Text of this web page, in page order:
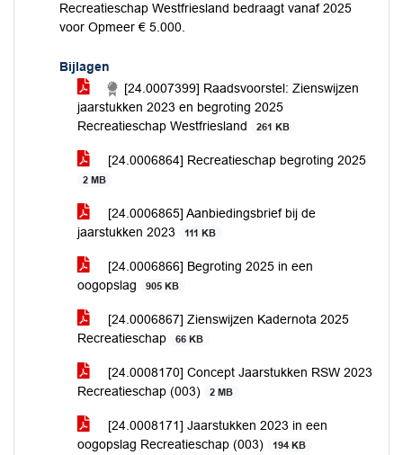
Recreatieschap Westfriesland bedraagt vanaf 2025
voor Opmeer € 5.000.
Bijlagen
[24.0007399] Raadsvoorstel: Zienswijzen
jaarstukken 2023 en begroting 2025
Recreatieschap Westfriesland
261 KB
[24.0006864] Recreatieschap begroting 2025
2 MB
[24.0006865] Aanbiedingsbrief bij de
jaarstukken 2023
111 KB
[24.0006866] Begroting 2025 in een
oogopslag
905 KB
[24.0006867] Zienswijzen Kadernota 2025
Recreatieschap
66 KB
[24.0008170] Concept Jaarstukken RSW 2023
Recreatieschap (003)
2 MB
[24.0008171] Jaarstukken 2023 in een
oogopslag Recreatieschap (003)
194 KB